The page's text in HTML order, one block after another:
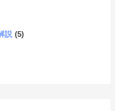
説 (5)